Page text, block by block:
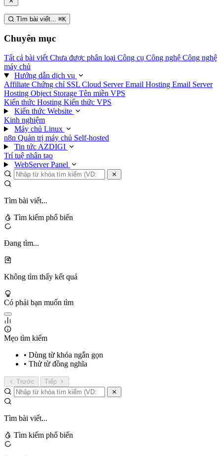
Tìm bài viết... ⌘K
Chuyên mục
Tất cả bài viết Chưa được phân loại Công cụ Công nghệ Công nghệ
máy chủ
Hướng dẫn dịch vụ
Affiliate Chứng chỉ SSL Cloud ServerEmail Hosting Email Server
Hosting Object Storage Tên miền VPS
Kiến thức Hosting Kiến thức VPS
Kiến thức Website
Kinh nghiệm
Máy chủ Linux
n8n Quản trị máy chủ Self-hosted
Tin tức AZDIGI
Trí tuệ nhân tạo
WebServer Panel
Tìm bài viết...
Tìm kiếm phổ biến
Đang tìm...
Không tìm thấy kết quả
Có phải bạn muốn tìm
Mẹo tìm kiếm
• Dùng từ khóa ngắn gọn
• Thử từ đồng nghĩa
Trước Tiếp
Tìm bài viết...
Tìm kiếm phổ biến